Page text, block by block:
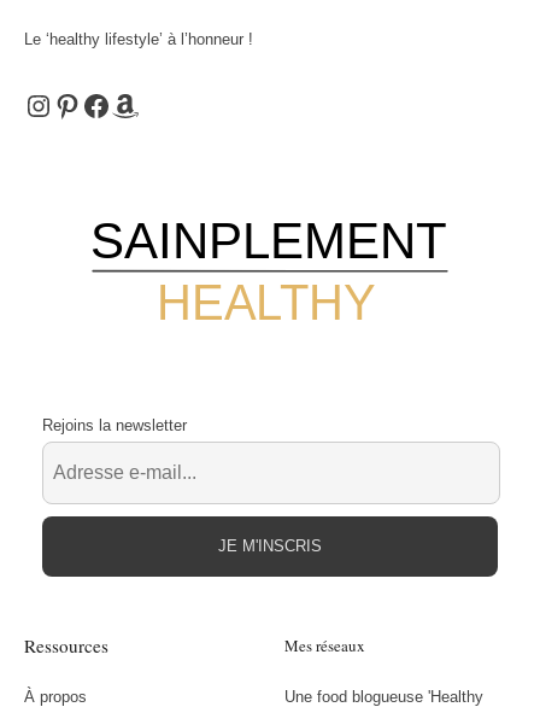
Le ‘healthy lifestyle’ à l’honneur !
Instagram
Pinterest
Facebook
Amazon
HEALTHY
SAINPLEMENT
Ressources
À propos
Mes réseaux
Une food blogueuse 'Healthy
Rejoins la newsletter
JE M'INSCRIS